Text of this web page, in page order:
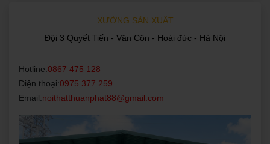
XƯỞNG SẢN XUẤT
Đội 3 Quyết Tiến - Vân Côn - Hoài đức - Hà Nội
Hotline:0867 475 128
Điện thoại:0975 377 259
Email:noithatthuanphat88@gmail.com